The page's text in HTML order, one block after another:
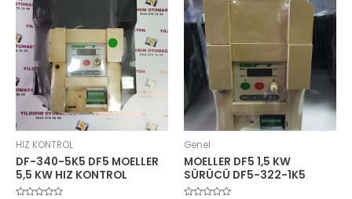
HIZ KONTROL
DF-340-5K5 DF5 MOELLER
5,5 KW HIZ KONTROL
Genel
MOELLER DF5 1,5 KW
SÜRÜCÜ DF5-322-1K5